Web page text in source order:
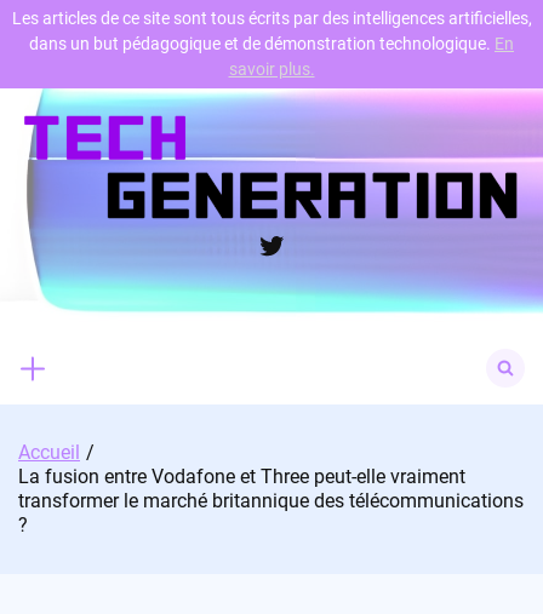
Skip
content
Twitter
for:
Accueil
La fusion entre Vodafone et Three peut-elle vraiment
transformer le marché britannique des télécommunications
?
Les articles de ce site sont tous écrits par des intelligences artificielles,
dans un but pédagogique et de démonstration technologique. En
savoir plus.